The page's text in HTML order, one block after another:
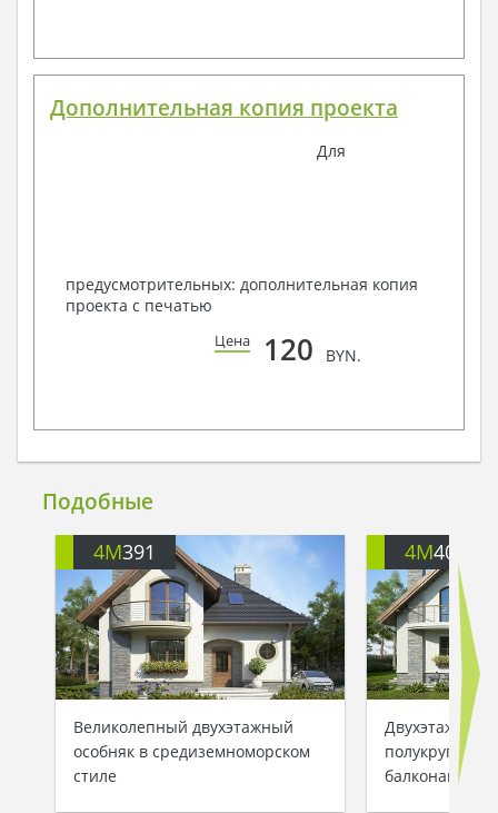
Дополнительная копия проекта
Для
предусмотрительных: дополнительная копия
проекта с печатью
Цена 120 BYN.
Подобные
4M391
Великолепный двухэтажный
особняк в средиземноморском
стиле
4M401
Двухэтажный
балконами